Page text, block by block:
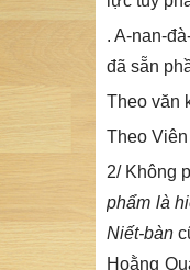
. A-nan-
đã sẵn
Theo văn
Theo
2/ Không
phẩm là
Niết-bàn
Hoằng